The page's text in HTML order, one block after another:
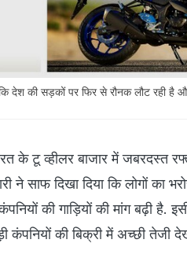
देश की सड़कों पर फिर से रौनक लौट रही है
के टू व्हीलर बाजार में जबरदस्त
ने साफ दिखा दिया कि लोगों का
की गाड़ियों की मांग बढ़ी है.
की बिक्री में अच्छी तेजी